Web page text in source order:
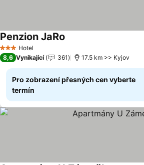
3 Počet hvězdiček
Hotel
Penzion JaRo
8,6 Vynikající 361 17.5 km >> Kyjov
Pro zobrazení přesných cen vyberte
termín